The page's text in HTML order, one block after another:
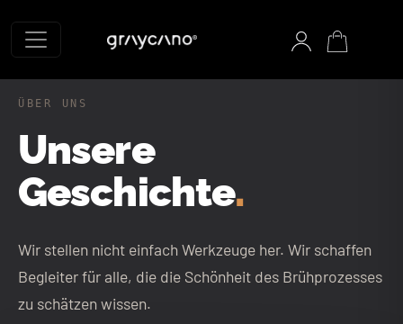
Graycano Startseite
ÜBER UNS
Unsere
Geschichte.
Wir stellen nicht einfach Werkzeuge her. Wir schaffen
Begleiter für alle, die die Schönheit des Brühprozesses
zu schätzen wissen.